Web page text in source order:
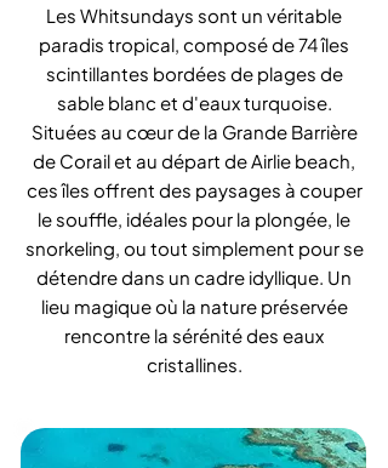
Les Whitsundays sont un véritable
paradis tropical, composé de 74 îles
scintillantes bordées de plages de
sable blanc et d'eaux turquoise.
Situées au cœur de la Grande Barrière
de Corail et au départ de Airlie beach,
ces îles offrent des paysages à couper
le souffle, idéales pour la plongée, le
snorkeling, ou tout simplement pour se
détendre dans un cadre idyllique. Un
lieu magique où la nature préservée
rencontre la sérénité des eaux
cristallines.